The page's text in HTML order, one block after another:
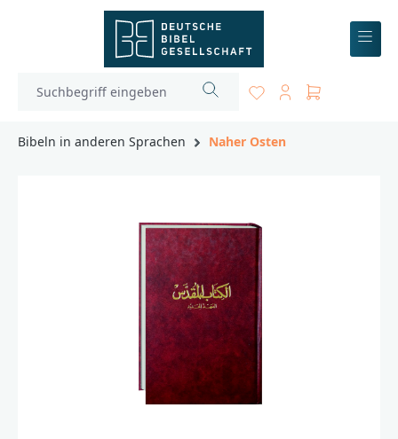
Bibeln in anderen Sprachen Naher Osten